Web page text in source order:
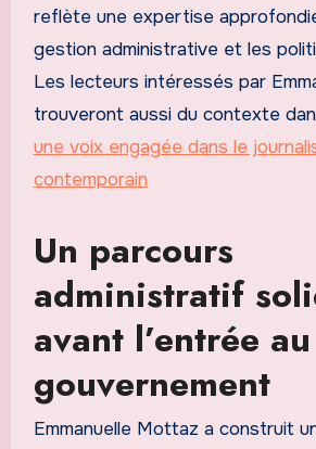
reflète une expertise
gestion administrative et les
Les lecteurs intéressés par
trouveront aussi du contexte
une voix engagée dans le
contemporain
Un parcours
administratif
avant l’entrée au
gouvernement
Emmanuelle Mottaz a construit